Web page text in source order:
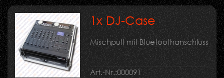
1x DJ-Case
Mischpult mit Bluetoothanschluss
Art.-Nr.:000091